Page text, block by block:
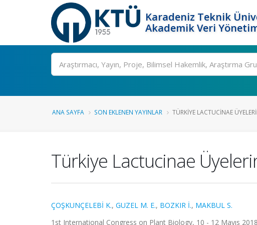
Karadeniz Teknik
Akademik Veri
Ara
ANA SAYFA SON EKLENEN YAYINLAR TÜRKIYE LACTUCINAE
Türkiye Lactucinae
ÇOŞKUNÇELEBİ K., GUZEL M. E., BOZKIR İ., MAKBUL S.
1st International Congress on Plant Biology, 10 - 12 Mayıs